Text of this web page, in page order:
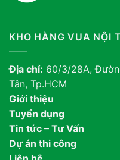
KHO HÀNG VUA NỘI
Địa chỉ: 60/3/28A,
Tân, Tp.HCM
Giới thiệu
Tuyển dụng
Tin tức – Tư Vấn
Dự án thi công